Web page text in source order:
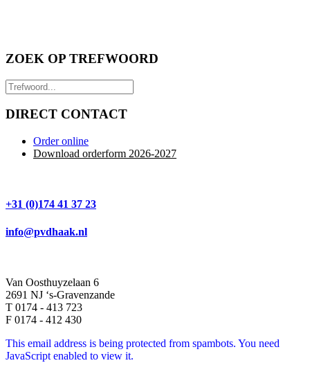
ZOEK OP TREFWOORD
DIRECT CONTACT
Order online
Download orderform 2026-2027
+31 (0)174 41 37 23
info@pvdhaak.nl
Van Oosthuyzelaan 6
2691 NJ ‘s-Gravenzande
T 0174 - 413 723
F 0174 - 412 430
This email address is being protected from spambots. You need
JavaScript enabled to view it.